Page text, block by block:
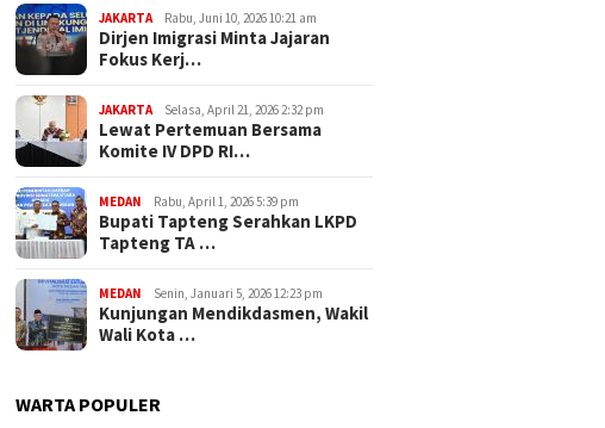
JAKARTA Rabu, Juni 10, 2026 10:21 am
Dirjen Imigrasi Minta Jajaran
Fokus Kerj…
JAKARTA Selasa, April 21, 2026 2:32 pm
Lewat Pertemuan Bersama
Komite IV DPD RI…
MEDAN Rabu, April 1, 2026 5:39 pm
Bupati Tapteng Serahkan LKPD
Tapteng TA …
MEDAN Senin, Januari 5, 2026 12:23 pm
Kunjungan Mendikdasmen, Wakil
Wali Kota …
WARTA POPULER